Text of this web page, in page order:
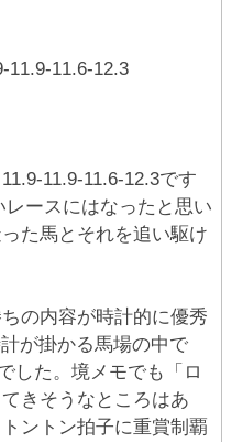
11.9-11.6-12.3
11.9-11.6-12.3です
ースにはなったと思い
た馬とそれを追い駆け
の内容が時計的に優秀
が掛かる馬場の中で
した。境メモでも「ロ
きそうなところはあ
ントン拍子に重賞制覇